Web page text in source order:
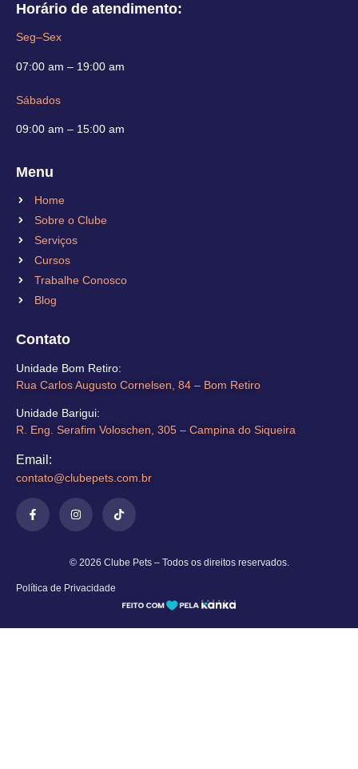
Horário de atendimento:
Seg–Sex
07:00 am – 19:00 am
Sábados
09:00 am – 15:00 am
Menu
Home
Sobre o Clube
Serviços
Cursos
Trabalhe Conosco
Blog
Contato
Unidade Bom Retiro​:
Rua Carlos Augusto Cornelsen, 84 – Bom Retiro​
Unidade Barigui:
R. Eng. Serafim Voloschen, 305 – Campina do Siqueira
Email:
contato@clubepets.com.br​
© 2026 Clube Pets – Todos os direitos reservados.
Política de Privacidade